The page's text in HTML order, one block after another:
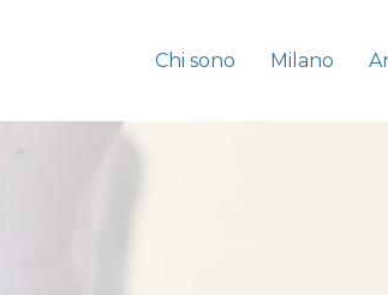
Chi sono Milano